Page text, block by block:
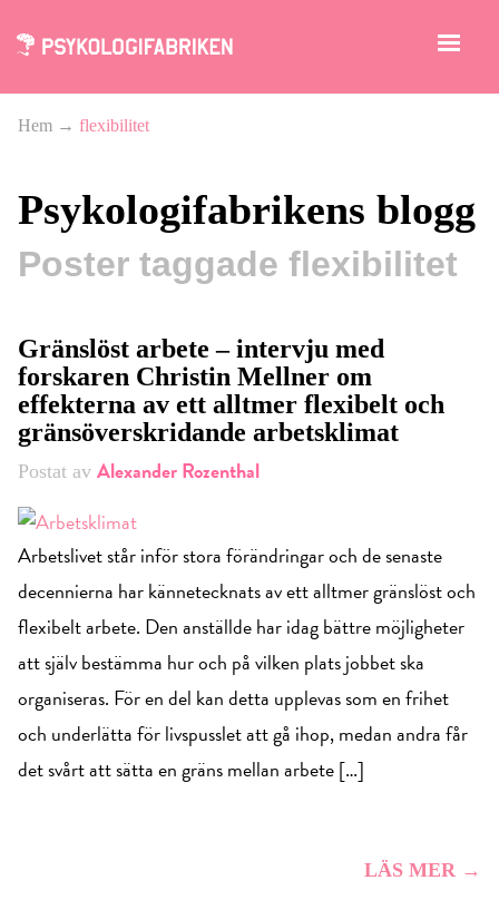
Hem → flexibilitet
Psykologifabrikens blogg
Poster taggade flexibilitet
Gränslöst arbete – intervju med
forskaren Christin Mellner om
effekterna av ett alltmer flexibelt och
gränsöverskridande arbetsklimat
Postat av Alexander Rozenthal
Arbetslivet står inför stora förändringar och de senaste
decennierna har kännetecknats av ett alltmer gränslöst och
flexibelt arbete. Den anställde har idag bättre möjligheter
att själv bestämma hur och på vilken plats jobbet ska
organiseras. För en del kan detta upplevas som en frihet
och underlätta för livspusslet att gå ihop, medan andra får
det svårt att sätta en gräns mellan arbete […]
LÄS MER →